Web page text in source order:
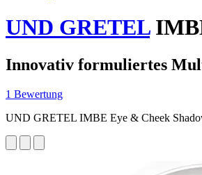
UND GRETEL
Innovativ formuliertes
1 Bewertung
UND GRETEL IMBE Eye & Cheek